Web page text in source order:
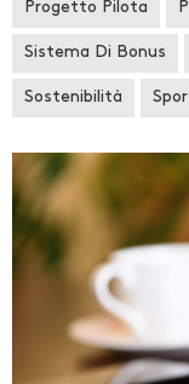
Progetto Pilota
Sistema Di Bonus
Sostenibilità